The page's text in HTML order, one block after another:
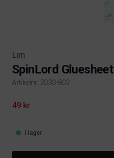
Lim
SpinLord Gluesheet
Artikelnr. 2030-802
Product information
49 kr
I lager